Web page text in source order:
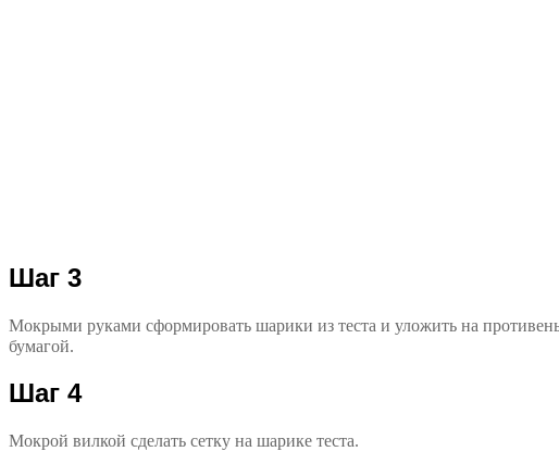
Шаг 3
Мокрыми руками сформировать шарики из теста и уложить на
бумагой.
Шаг 4
Мокрой вилкой сделать сетку на шарике теста.